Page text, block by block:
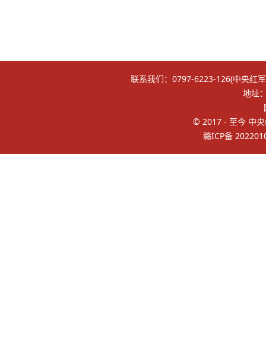
联系我们：0797-6223-126(中央红
地址
© 2017 - 至今 中
赣ICP备